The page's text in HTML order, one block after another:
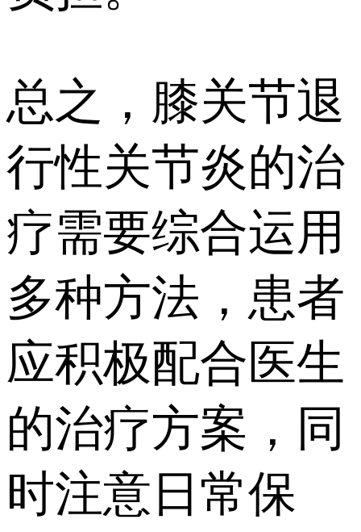
总之，膝关节退
行性关节炎的治
疗需要综合运用
多种方法，患者
应积极配合医生
的治疗方案，同
时注意日常保